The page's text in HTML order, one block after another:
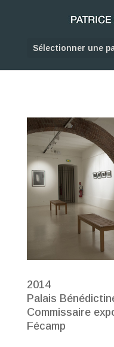
Sélectionner une
2014
Palais
Commissaire
Fécamp